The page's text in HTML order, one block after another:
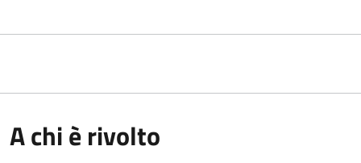
A chi è rivolto